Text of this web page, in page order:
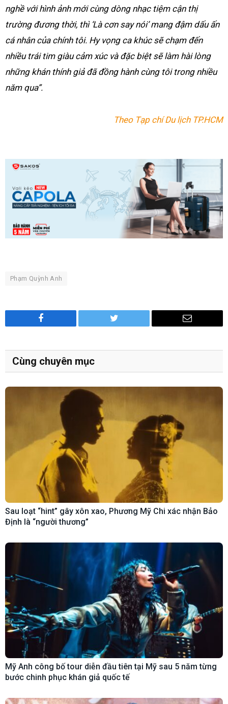
nghề với hình ảnh mới cùng dòng nhạc tiệm cận thị
trường đương thời, thì ‘Là cơn say nói’ mang đậm dấu ấn
cá nhân của chính tôi. Hy vọng ca khúc sẽ chạm đến
nhiều trái tim giàu cảm xúc và đặc biệt sẽ làm hài lòng
những khán thính giả đã đồng hành cùng tôi trong nhiều
năm qua”.
Theo Tạp chí Du lịch TP.HCM
Phạm Quỳnh Anh
Facebook Twitter Email
Cùng chuyên mục
Sau loạt “hint” gây xôn xao, Phương Mỹ Chi xác nhận Bảo
Định là “người thương”
Mỹ Anh công bố tour diễn đầu tiên tại Mỹ sau 5 năm từng
bước chinh phục khán giả quốc tế